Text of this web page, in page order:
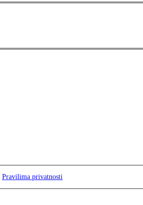
Pravilima privatnosti